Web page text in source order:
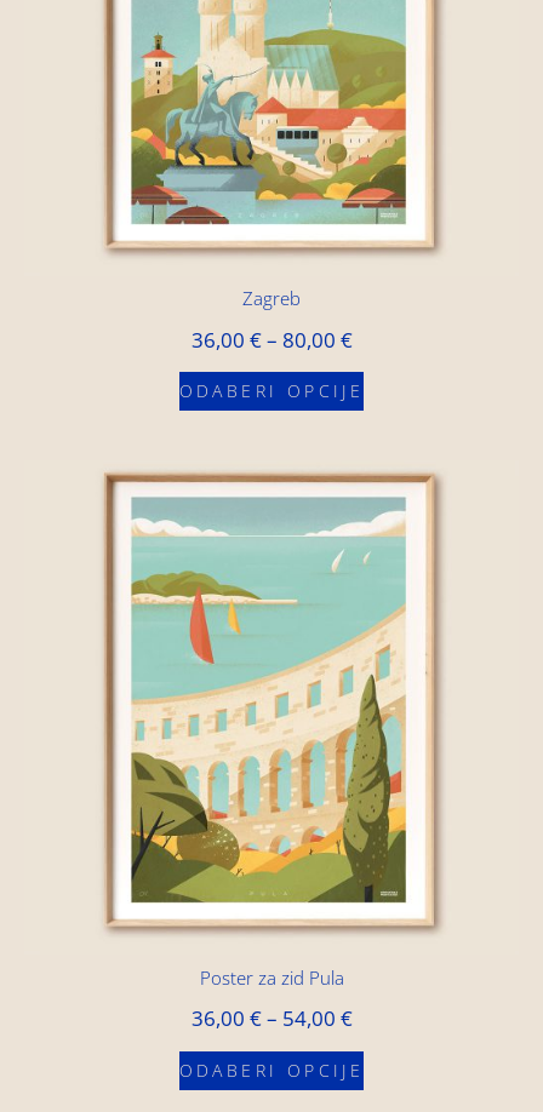
Zagreb
36,00 €– 80,00 €
ODABERI OPCIJE
Poster za zid Pula
36,00 €– 54,00 €
ODABERI OPCIJE